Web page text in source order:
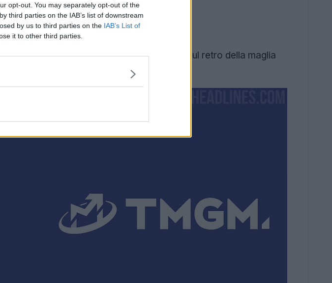
opt-out. You may separately opt-out of the
third parties on the IAB’s list of downstream
by us to third parties on the IAB’s List of
it to other third parties.
ma l'ultimo accordo porta il marchio sul retro della maglia